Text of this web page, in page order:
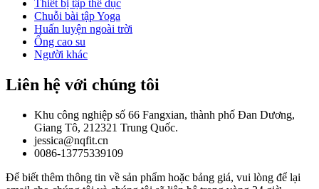
Thiết bị tập thể dục
Chuỗi bài tập Yoga
Huấn luyện ngoài trời
Ống cao su
Người khác
Liên hệ với chúng tôi
Khu công nghiệp số 66 Fangxian, thành phố Đan Dương,
Giang Tô, 212321 Trung Quốc.
jessica@nqfit.cn
0086-13775339109
Để biết thêm thông tin về sản phẩm hoặc bảng giá, vui lòng để lại